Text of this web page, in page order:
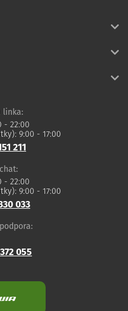
linka:
- 22:00
9:00 - 17:00
211
- 22:00
9:00 - 17:00
033
055